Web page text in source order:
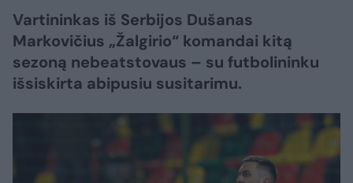
Vartininkas iš Serbijos Dušanas
Markovičius „Žalgirio“ komandai kitą
sezoną nebeatstovaus – su futbolininku
išsiskirta abipusiu susitarimu.